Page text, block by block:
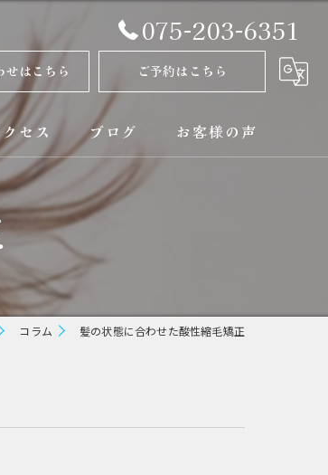
075-203-6351
せはこちら ご予約はこちら
セス ブログ
コラム
お客様の声
コラム 髪の状態に合わせた酸性縮毛矯正